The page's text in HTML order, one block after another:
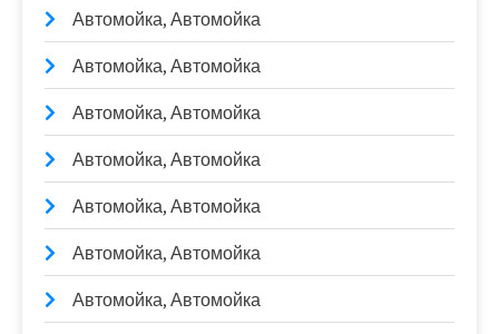
Автомойка, Автомойка
Автомойка, Автомойка
Автомойка, Автомойка
Автомойка, Автомойка
Автомойка, Автомойка
Автомойка, Автомойка
Автомойка, Автомойка